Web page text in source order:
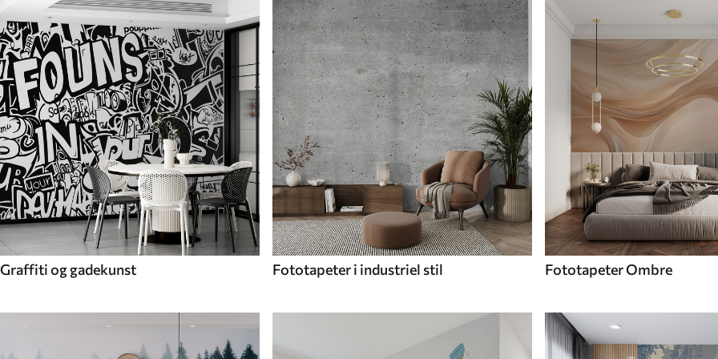
Graffiti og gadekunst Fototapeter i industriel stil Fototapeter Ombre